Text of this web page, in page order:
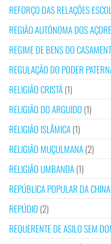
REFORÇO DAS RELAÇÕES
REGIÃO AUTÓNOMA DOS
REGIME DE BENS DO
REGULAÇÃO DO PODER
RELIGIÃO CRISTÃ(1)
RELIGIÃO DO ARGUIDO (1)
RELIGIÃO ISLÂMICA(1)
RELIGIÃO MUÇULMANA(2)
RELIGIÃO UMBANDA(1)
REPÚBLICA POPULAR DA CHINA
REPÚDIO (2)
REQUERENTE DE ASILO SEM